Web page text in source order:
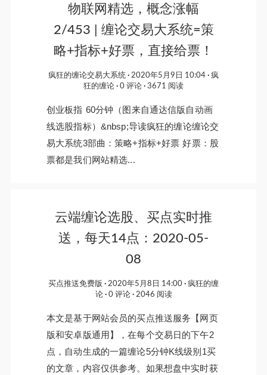
物联网精选，概念涨幅
2/453 | 缠论交易大系统=策
略+指标+好票，直接给票！
疯狂的缠论交易大系统 2020年5月9日 10:04
疯
狂的缠论
0 评论 3671 阅读
​创业板指 60分钟（图来自通达信版自动画
线选股指标）&nbsp;导读疯狂的缠论缠论交
易大系统3部曲：策略+指标+好票 好票：股
票都是我们网站精选...
云端缠论选股、买点实时推
送，每天14点：2020-05-
08
买点推送免费版 2020年5月8日 14:00
疯狂的缠
论
0 评论 2046 阅读
本文是基于网站会员的买点推送服务【网页
版和安卓版通用】，在每个交易日的下午2
点，自动生成的一篇缠论5分钟K线级别1买
的文章，内容仅供参考。如果想盘中实时获